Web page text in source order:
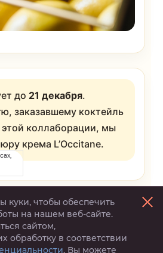
до 21 декабря.
заказавшему коктейль
этой коллаборации, мы
крема L’Occitane.
куки, чтобы обеспечить
на нашем веб-сайте.
сайтом,
обработку в соответствии
. Вы можете